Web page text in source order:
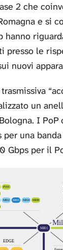
2 che
e si
presso le
nuovi
un
I
una
Gbps per il